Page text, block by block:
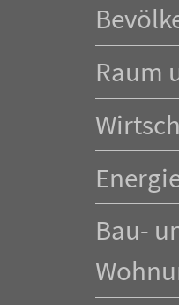
überspringen
Raum
Bau-